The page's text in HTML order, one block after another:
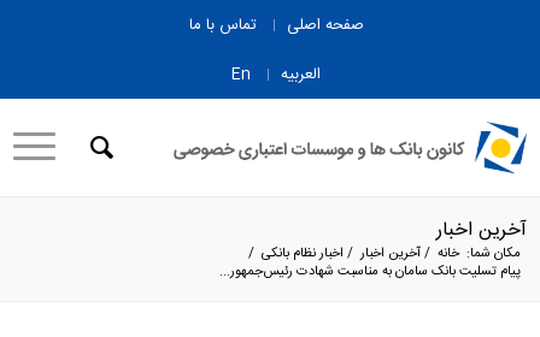
صفحه اصلی
تماس با ما
العربیه
En
آخرین اخبار
مکان شما: خانه /آخرین اخبار / اخبار نظام بانکی /
پیام تسلیت بانک سامان به مناسبت شهادت رئیس‌جمهور...